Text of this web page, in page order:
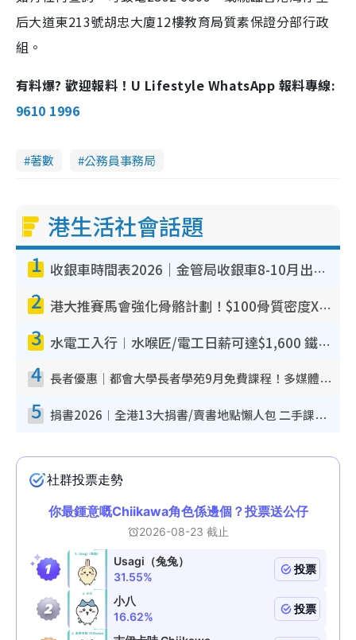
后大道東213號胡忠大廈12樓教育局質素保證分部行政
組。
有料爆? 歡迎報料！U Lifestyle WhatsApp 報料專線:
9610 1996
著數 公務員事務局
港生活社會話題
1 收銀車時間表2026｜金管局收銀車8-10月出沒地點+時間！無須手續費！硬幣免費轉現鈔或增值至八達通
2 港大推賽馬會強化骨骼計劃！$100骨質密度X光檢查 完成免費運動訓練送超市禮券！附參加資格
3 水電工入行︱水喉匠/電工日薪可達$1,600 鐵飯碗職業難被AI取代！附薪酬參考＋入行考牌途徑
4 長者優惠｜都會大學長者學苑9月免費課程！多媒體/微電影創作/網絡安全 附報名方法教學
5 捐書2026︱全港13大捐書/賣書地點懶人包 二手課本最高$150＋舊書換免費咖啡/戲票